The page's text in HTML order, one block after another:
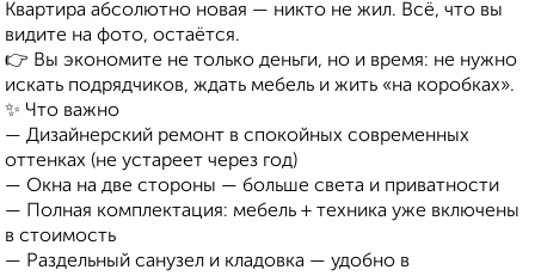
Квартира абсолютно новая — никто не жил. Всё, что вы
видите на фото, остаётся.
👉 Вы экономите не только деньги, но и время: не нужно
искать подрядчиков, ждать мебель и жить «на коробках».
✨ Что важно
— Дизайнерский ремонт в спокойных современных
оттенках (не устареет через год)
— Окна на две стороны — больше света и приватности
— Полная комплектация: мебель + техника уже включены
в стоимость
— Раздельный санузел и кладовка — удобно в